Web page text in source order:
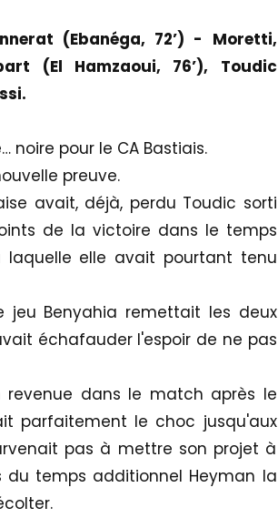
(Ebanéga, 72’) - Moretti,
(El Hamzaoui, 76’), Toudic
noire pour le CA Bastiais.
preuve.
avait, déjà, perdu Toudic sorti
de la victoire dans le temps
laquelle elle avait pourtant tenu
Benyahia remettait les deux
échafauder l'espoir de ne pas
revenue dans le match après le
parfaitement le choc jusqu'aux
pas à mettre son projet à
du temps additionnel Heyman la